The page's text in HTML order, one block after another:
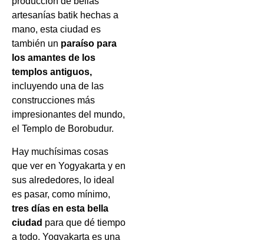
artesanías batik hechas a
mano, esta ciudad es
también un paraíso para
los amantes de los
templos antiguos,
incluyendo una de las
construcciones más
impresionantes del mundo,
el Templo de Borobudur.
Hay muchísimas cosas
que ver en Yogyakarta y en
sus alrededores, lo ideal
es pasar, como mínimo,
tres días en esta bella
ciudad para que dé tiempo
a todo. Yogyakarta es una